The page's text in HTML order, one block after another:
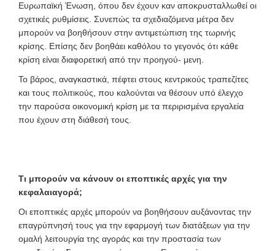
Ευρωπαϊκή Ένωση, όπου δεν έχουν καν αποκρυσταλλωθεί οι
σχετικές ρυθμίσεις. Συνεπώς τα σχεδιαζόμενα μέτρα δεν
μπορούν να βοηθήσουν στην αντιμετώπιση της τωρινής
κρίσης. Επίσης δεν βοηθάει καθόλου το γεγονός ότι κάθε
κρίση είναι διαφορετική από την προηγού- μενη.
Το βάρος, αναγκαστικά, πέφτει στους κεντρικούς τραπεζίτες
και τους πολιτικούς, που καλούνται να θέσουν υπό έλεγχο
την παρούσα οικονομική κρίση με τα περιρισμένα εργαλεία
που έχουν στη διάθεσή τους.
Τι μπορούν να κάνουν οι εποπτικές αρχές για την
κεφαλαιαγορά;
Οι εποπτικές αρχές μπορούν να βοηθήσουν αυξάνοντας την
επαγρύπνησή τους για την εφαρμογή των διατάξεων για την
ομαλή λειτουργία της αγοράς και την προστασία των